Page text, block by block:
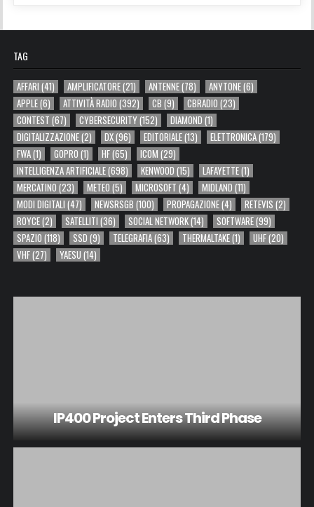
TAG
AFFARI (41) AMPLIFICATORE(21) ANTENNE(78) ANYTONE(6)
APPLE(6) ATTIVITÀ RADIO (392) CB (9) CBRADIO (23)
CONTEST (67) CYBERSECURITY(152) DIAMOND (1)
DIGITALIZZAZIONE(2) DX(96) EDITORIALE(13) ELETTRONICA(179)
FWA(1) GOPRO (1) HF(65) ICOM (29)
INTELLIGENZA ARTIFICIALE(698) KENWOOD (15) LAFAYETTE(1)
MERCATINO (23) METEO (5) MICROSOFT (4) MIDLAND (11)
MODI DIGITALI (47) NEWSRSGB (100) PROPAGAZIONE(4) RETEVIS (2)
ROYCE(2) SATELLITI (36) SOCIAL NETWORK(14) SOFTWARE(99)
SPAZIO (118) SSD (9) TELEGRAFIA(63) THERMALTAKE(1) UHF(20)
VHF(27) YAESU (14)
IP400 Project Enters Third Phase